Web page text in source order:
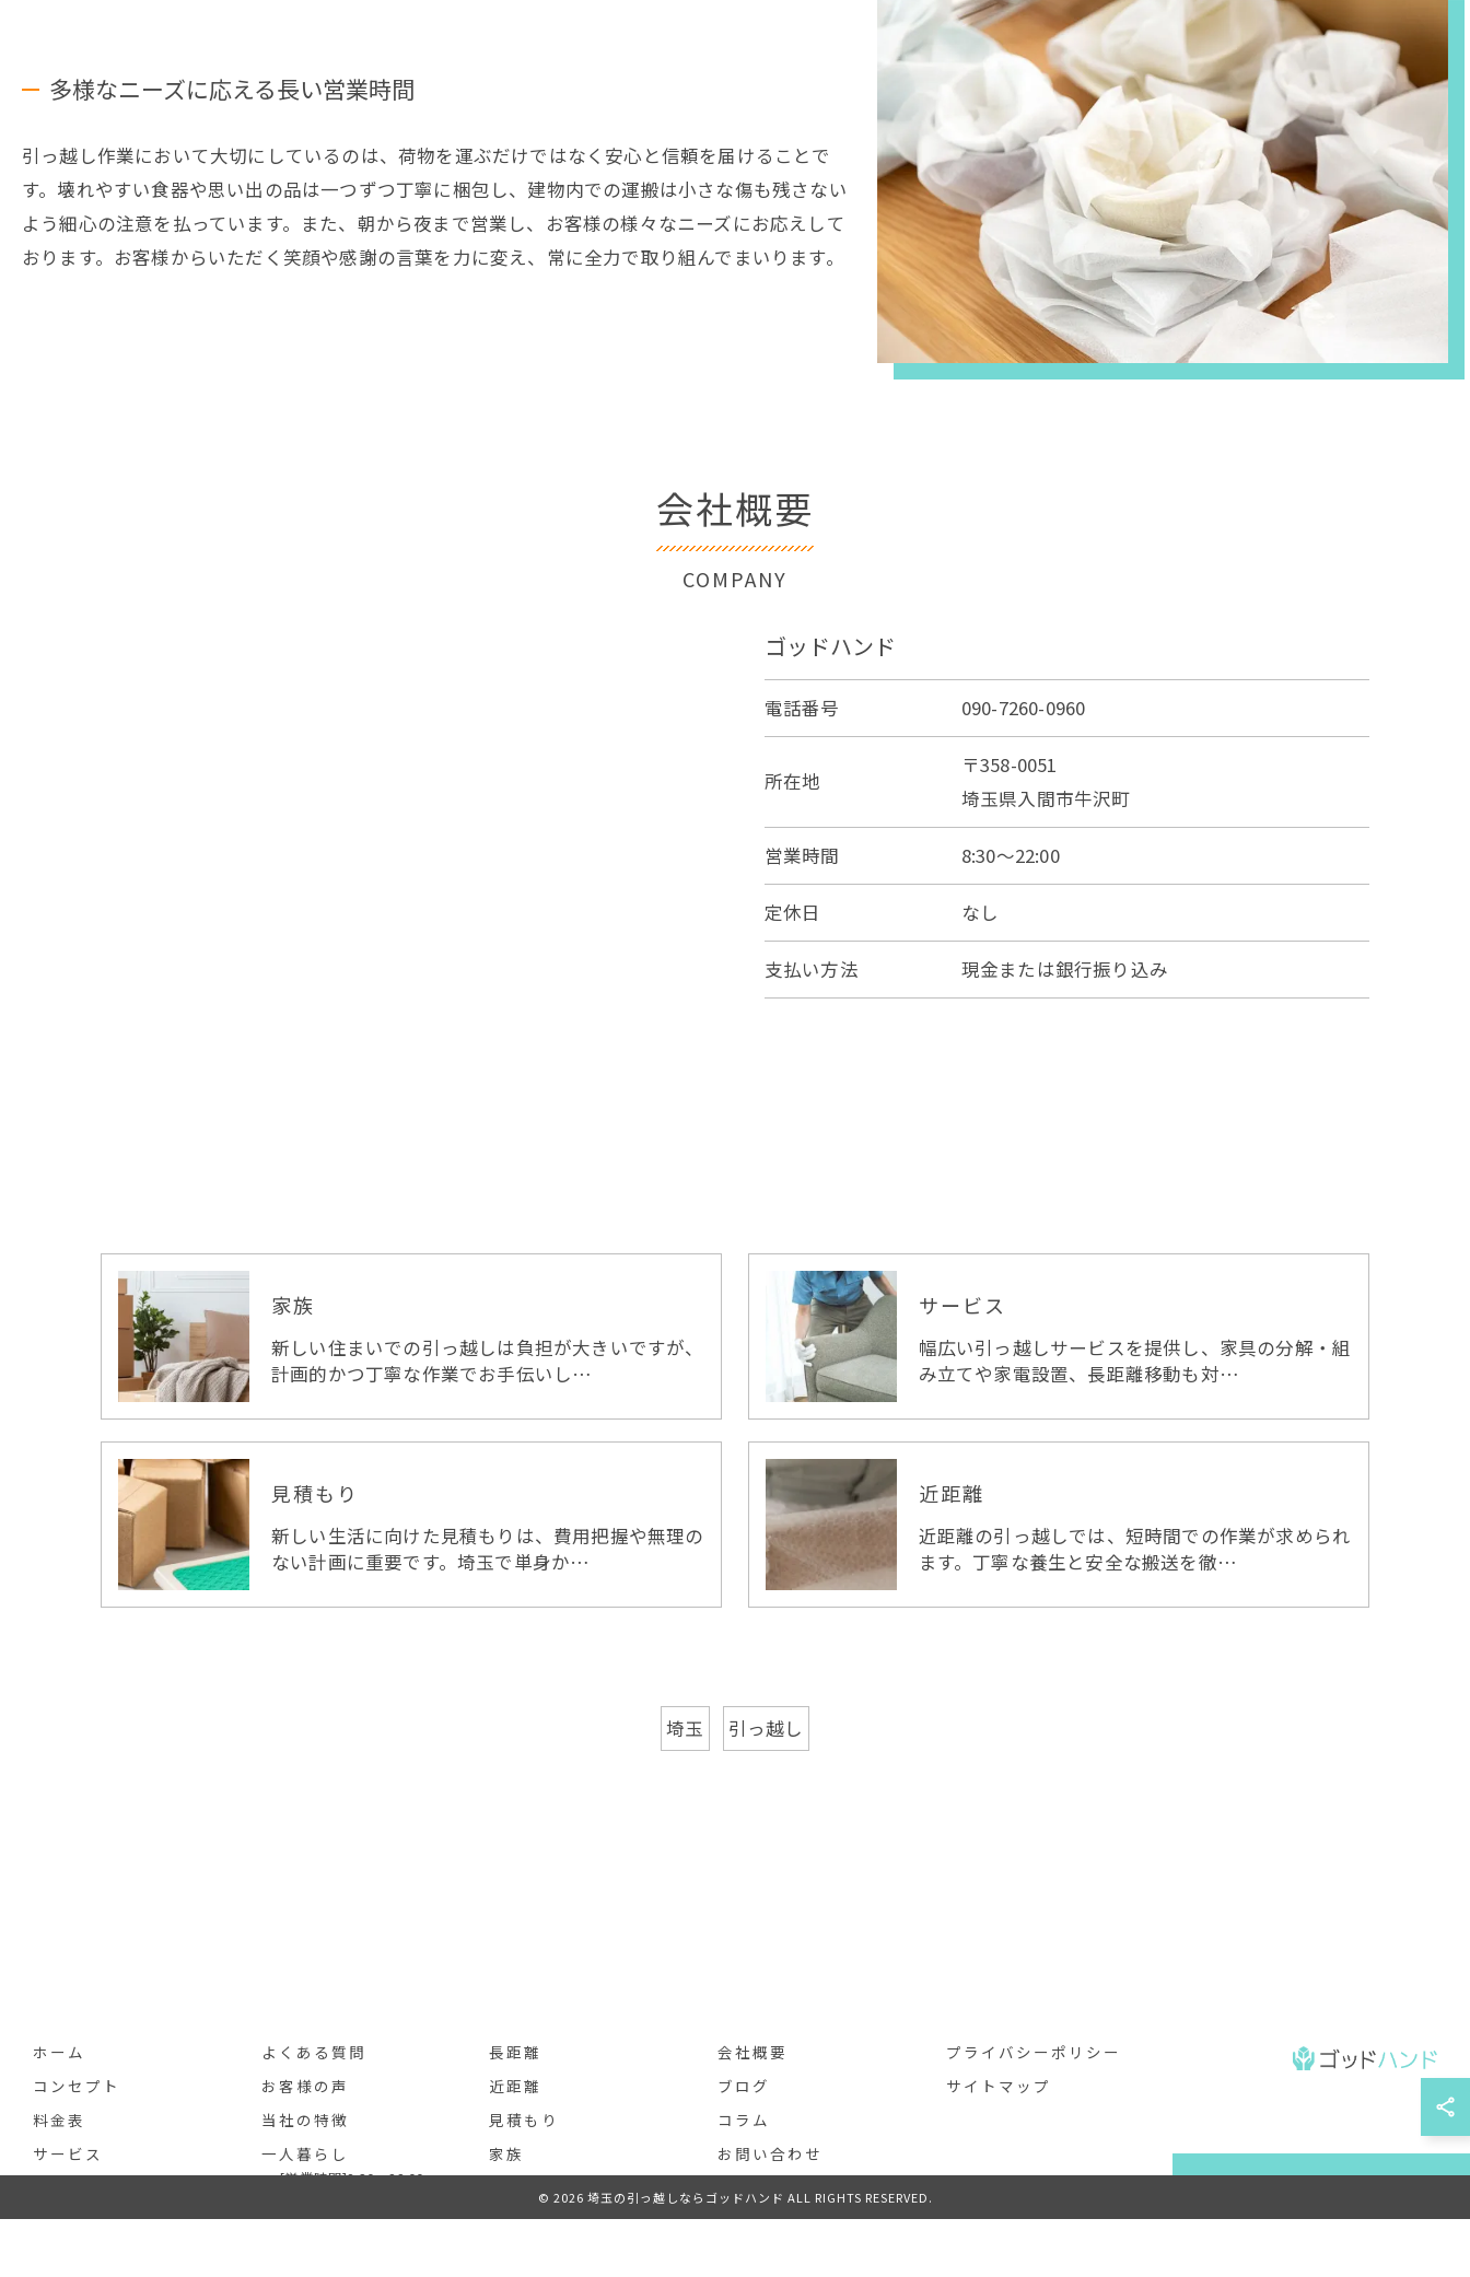
多様なニーズに応える長い営業時間
引っ越し作業において大切にしているのは、荷物を運ぶだけではなく安心と信頼を届けることで
す。壊れやすい食器や思い出の品は一つずつ丁寧に梱包し、建物内での運搬は小さな傷も残さない
よう細心の注意を払っています。また、朝から夜まで営業し、お客様の様々なニーズにお応えして
おります。お客様からいただく笑顔や感謝の言葉を力に変え、常に全力で取り組んでまいります。
会社概要
COMPANY
ゴッドハンド
電話番号 090-7260-0960
所在地
〒358-0051
埼玉県入間市牛沢町
営業時間 8:30～22:00
定休日 なし
支払い方法 現金または銀行振り込み
家族
新しい住まいでの引っ越しは負担が大きいですが、
計画的かつ丁寧な作業でお手伝いし…
サービス
幅広い引っ越しサービスを提供し、家具の分解・組
み立てや家電設置、長距離移動も対…
見積もり
新しい生活に向けた見積もりは、費用把握や無理の
ない計画に重要です。埼玉で単身か…
近距離
近距離の引っ越しでは、短時間での作業が求められ
ます。丁寧な養生と安全な搬送を徹…
埼玉 引っ越し
090-7260-0960 [営業時間]8:30～22:00
ホーム
コンセプト
料金表
サービス
よくある質問
お客様の声
当社の特徴
一人暮らし
長距離
近距離
見積もり
家族
会社概要
ブログ
コラム
お問い合わせ
プライバシーポリシー
サイトマップ
© 2026 埼玉の引っ越しならゴッドハンド ALL RIGHTS RESERVED.
お問い合わせはこちら